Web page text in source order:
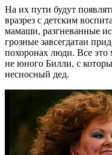
На их пути будут
вразрез с детским
мамаши, разгневанные
грозные завсегдатаи
похоронах люди. Все это
не юного Билли, с
несносный дед.